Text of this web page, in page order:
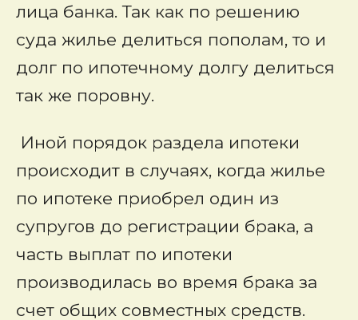
лица банка. Так как по решению
суда жилье делиться пополам, то и
долг по ипотечному долгу делиться
так же поровну.
Иной порядок раздела ипотеки
происходит в случаях, когда жилье
по ипотеке приобрел один из
супругов до регистрации брака, а
часть выплат по ипотеки
производилась во время брака за
счет общих совместных средств.